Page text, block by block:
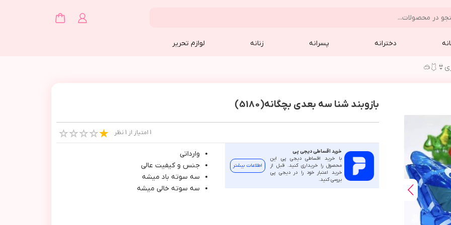
دخترانه پسرانه زنانه لوازم تحریر
بازوبند شنا سه بعدی بچگانه(5180)
1 امتیاز از 1 نظر
خرید اقساطی دیجی پی
با خرید اقساطی دیجی پی این
محصول را خریداری کنید. قبل از
خرید اعتبار خود را در دیجی پی
بررسی کنید.
اطلاعات بیشتر
وارداتي
جنس و كيفيت عالي
سه سوته باد ميشه
سه سوته خالي ميشه